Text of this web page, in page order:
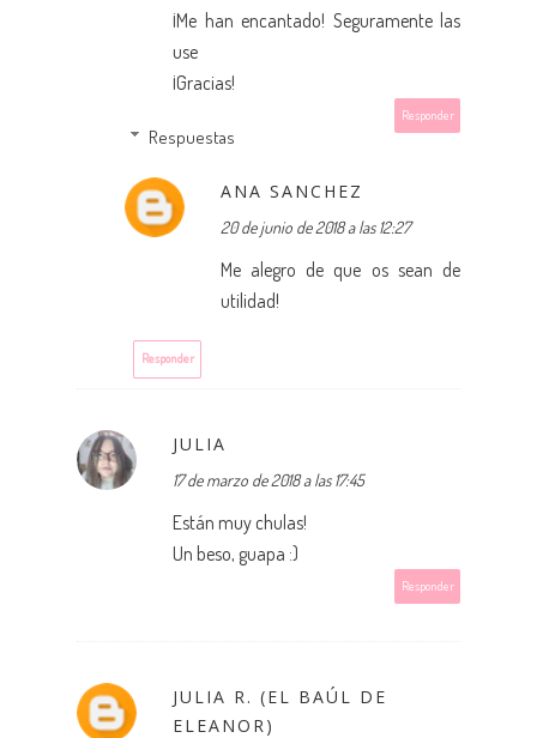
¡Me han encantado! Seguramente las
use
¡Gracias!
Responder
Respuestas
ANA SANCHEZ
20 de junio de 2018 a las 12:27
Me alegro de que os sean de
utilidad!
Responder
JULIA
17 de marzo de 2018 a las 17:45
Están muy chulas!
Un beso, guapa :)
Responder
JULIA R. (EL BAÚL DE
ELEANOR)